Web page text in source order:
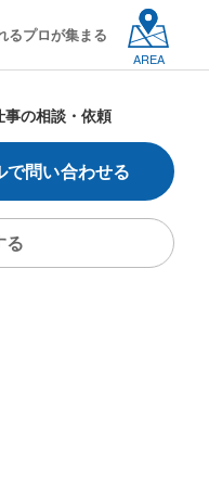
るプロが集まる
AREA
の相談・依頼
で問い合わせる
る